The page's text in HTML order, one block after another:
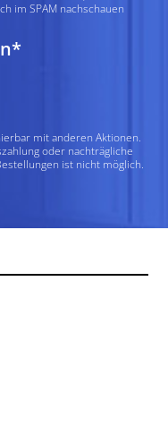
im SPAM nachschauen
mit anderen Aktionen.
oder nachträgliche
ist nicht möglich.